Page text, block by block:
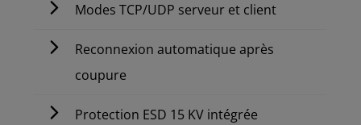
Modes TCP/UDP serveur et client
Reconnexion automatique après
coupure
Protection ESD 15 KV intégrée